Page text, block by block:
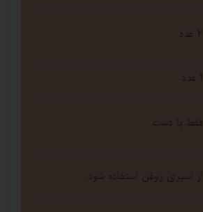
2 عدد
1 عدد
فقط با دست
از اسپری روغن استفاده شود